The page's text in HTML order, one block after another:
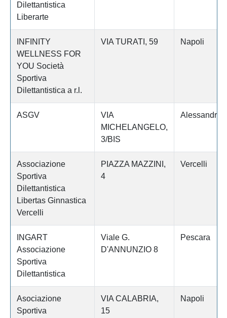
Dilettantistica
Liberarte
INFINITY
WELLNESS FOR
YOU Società
Sportiva
Dilettantistica a r.l.
VIA TURATI, 59 Napoli
ASGV
VIA
MICHELANGELO,
3/BIS
Alessandria
Associazione
Sportiva
Dilettantistica
Libertas Ginnastica
Vercelli
PIAZZA MAZZINI,
4
Vercelli
INGART
Associazione
Sportiva
Dilettantistica
Viale G.
D'ANNUNZIO 8
Pescara
Asociazione
Sportiva
VIA CALABRIA,
15
Napoli